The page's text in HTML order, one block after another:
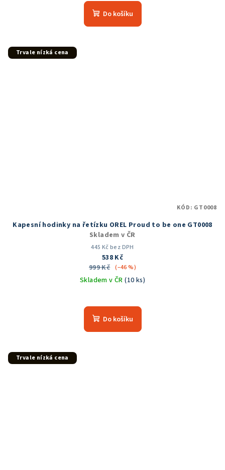
Do košíku
Trvale nízká cena
Kapesní hodinky na řetízku OREL Proud to be one GT0008
Skladem v ČR
445 Kč bez DPH
538 Kč
999 Kč (–46 %)
Skladem v ČR(10 ks)
hodnocení
produktu
Do košíku
KÓD: GT0008
Trvale nízká cena